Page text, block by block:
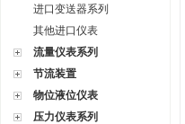
进口变送器系列
其他进口仪表
流量仪表系列
节流装置
物位液位仪表
压力仪表系列